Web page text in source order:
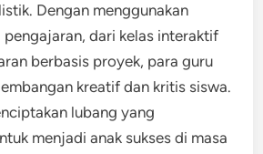
Dengan menggunakan
dari kelas interaktif
berbasis proyek, para guru
kreatif dan kritis siswa.
lubang yang
menjadi anak sukses di masa